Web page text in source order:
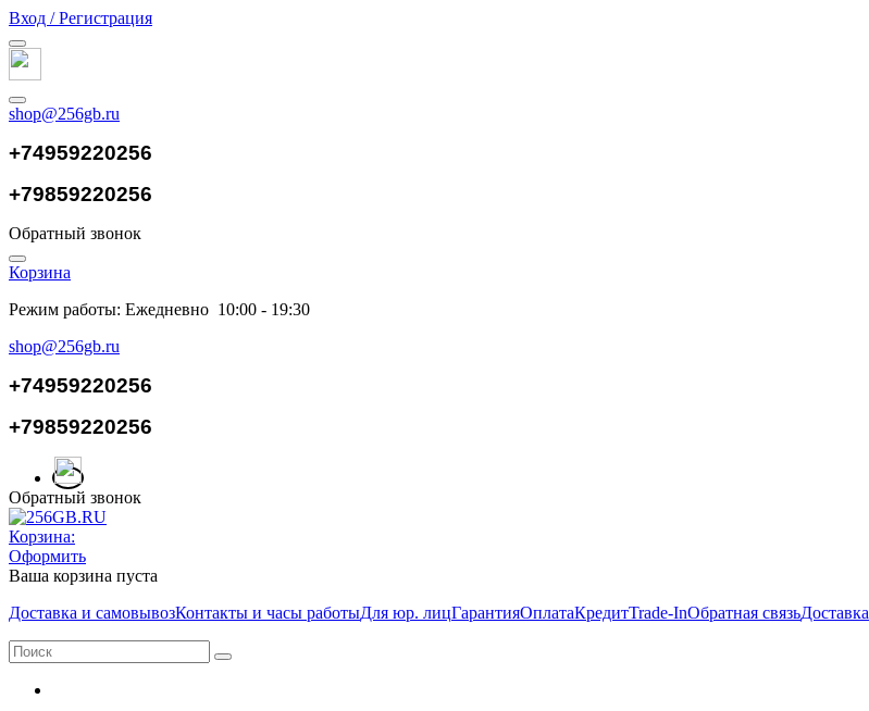
Вход / Регистрация
shop@256gb.ru
+74959220256
+79859220256
Обратный звонок
Корзина
Режим работы: Ежедневно 10:00 - 19:30
shop@256gb.ru
+74959220256
+79859220256
Обратный звонок
Корзина:
Оформить
Ваша корзина пуста
Доставка и самовывозКонтакты и часы работыДля юр. лицГарантияОплатаКредитTrade-InОбратная связьДоставка